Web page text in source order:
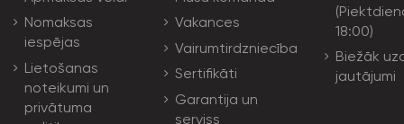
Nomaksas
iespējas
Lietošanas
noteikumi un
privātuma
Vakances
Vairumtirdzniecība
Sertifikāti
Garantija un
serviss
18:00)
Biežāk
jautājumi